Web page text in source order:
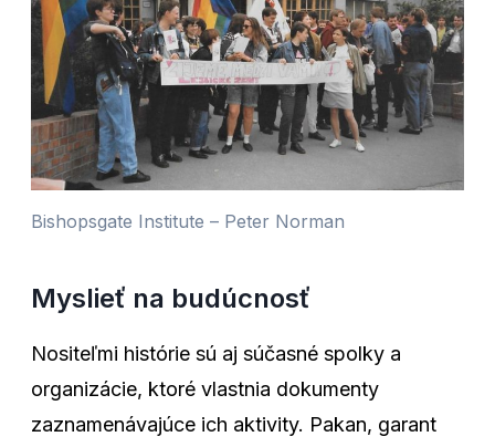
Bishopsgate Institute – Peter Norman
Myslieť na budúcnosť
Nositeľmi histórie sú aj súčasné spolky a
organizácie, ktoré vlastnia dokumenty
zaznamenávajúce ich aktivity. Pakan, garant